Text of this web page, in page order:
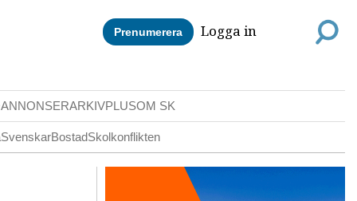
Prenumerera Logga in
ARKIVPLUSOM SK
SvenskarBostadSkolkonflikten